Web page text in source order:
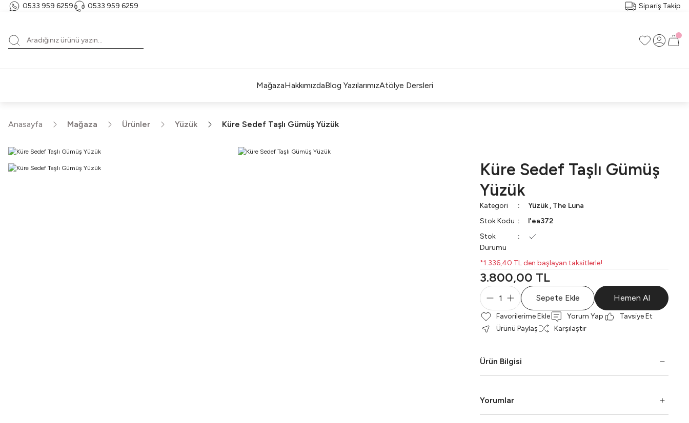
0533 959 6259 0533 959 6259 Sipariş Takip
MağazaHakkımızdaBlog YazılarımızAtölye Dersleri
Anasayfa Mağaza Ürünler Yüzük Küre Sedef Taşlı Gümüş Yüzük
Küre Sedef Taşlı Gümüş
Yüzük
Kategori Yüzük , The Luna
Stok Kodu
l'ea372
Stok
Durumu
*1.336,40 TL den başlayan taksitlerle!
3.800,00 TL
Sepete Ekle Hemen Al
Yorum Yap
Tavsiye Et
Ürünü Paylaş
Karşılaştır
Ürün Bilgisi
Yorumlar